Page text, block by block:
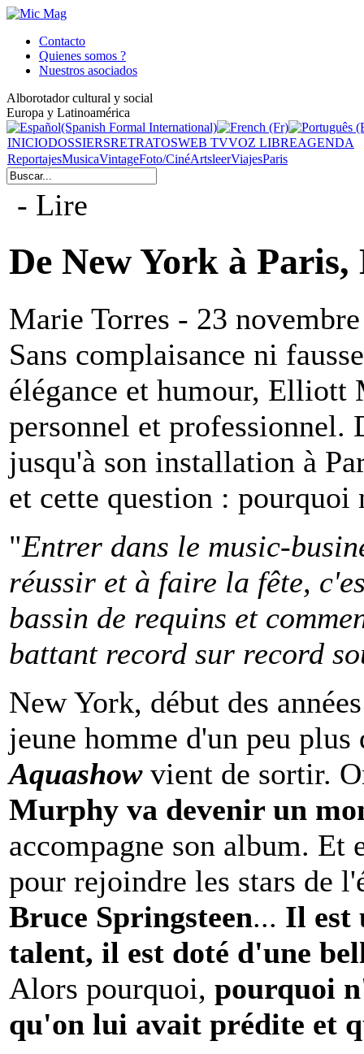
Contacto
Quienes somos ?
Nuestros asociados
Alborotador cultural y social
Europa y Latinoamérica
INICIODOSSIERSRETRATOSWEB TVVOZ LIBREAGENDA
ReportajesMusicaVintageFoto/CinéArtsleerViajesParis
- Lire
De New York à
Marie Torres - 23
Sans complaisance ni
élégance et humour, Elliott
personnel et professionnel.
jusqu'à son installation à
et cette question : pourquoi
"Entrer dans le music-
réussir et à faire la fête,
bassin de requins et
battant record sur record
New York, début des
jeune homme d'un peu plus
Aquashow vient de sortir.
Murphy va devenir un
accompagne son album. Et
pour rejoindre les stars de
Bruce Springsteen... Il est
talent, il est doté d'une
Alors pourquoi, pourquoi
qu'on lui avait prédite et